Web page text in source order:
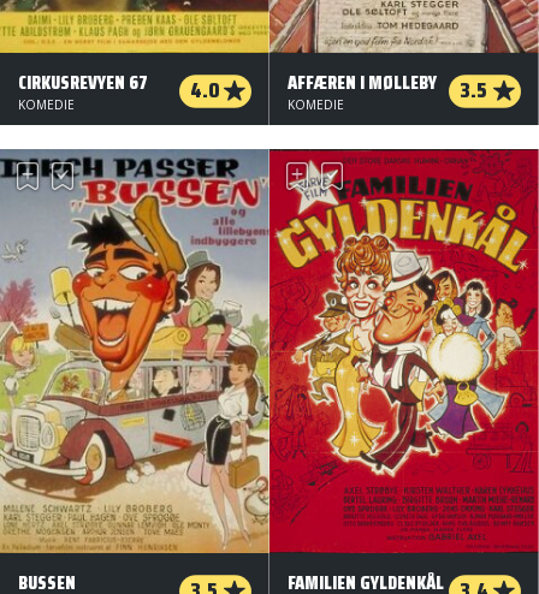
CIRKUSREVYEN 67 4.0
KOMEDIE
AFFÆREN I MØLLEBY 3.5
KOMEDIE
BUSSEN FAMILIEN GYLDENKÅL